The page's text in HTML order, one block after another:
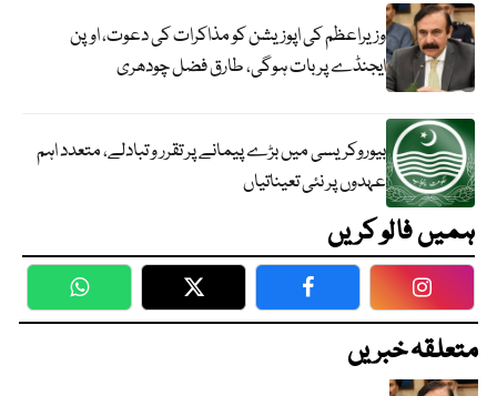
وزیراعظم کی اپوزیشن کو مذاکرات کی دعوت، اوپن
ایجنڈے پر بات ہوگی، طارق فضل چودھری
بیوروکریسی میں بڑے پیمانے پر تقرر و تبادلے، متعدد اہم
عہدوں پر نئی تعیناتیاں
ہمیں فالو کریں
WhatsApp Twitter Facebook
متعلقہ خبریں